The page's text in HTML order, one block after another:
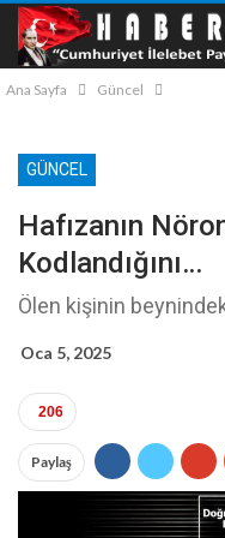
Ana Sayfa Güncel
GÜNCEL
Hafızanın
Kodlandığını…
Ölen kişinin
Oca 5, 2025
206
Paylaş